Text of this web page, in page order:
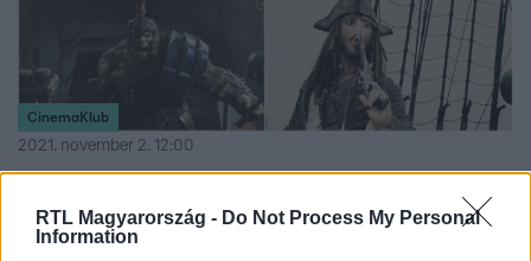
RTL Magyarország - Do Not Process My Personal
Information
CinemaKlub
2021. november 2. 12:00
Blockbuster dömping az RTL Klub és a Film+
csatornáin!
2022-ben jön Godzilla2. – A szörnyek királya,